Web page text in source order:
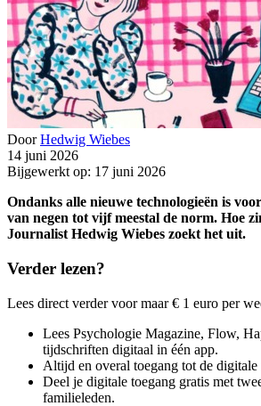
Door Hedwig Wiebes
14 juni 2026
Bijgewerkt op: 17 juni 2026
Ondanks alle nieuwe technologieën is
van negen tot vijf meestal de norm. Hoe
Journalist Hedwig Wiebes zoekt het uit.
Verder lezen?
Lees direct verder voor maar € 1 euro per
Lees Psychologie Magazine, Flow,
tijdschriften digitaal in één app.
Altijd en overal toegang tot de digitale
Deel je digitale toegang gratis met
familieleden.